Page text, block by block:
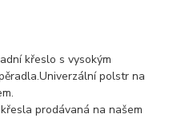
křeslo s vysokým
polstr na
prodávaná na našem